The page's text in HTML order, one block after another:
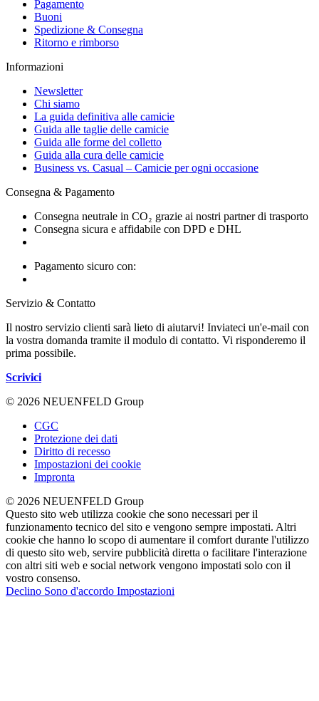
Pagamento
Buoni
Spedizione & Consegna
Ritorno e rimborso
Informazioni
Newsletter
Chi siamo
La guida definitiva alle camicie
Guida alle taglie delle camicie
Guida alle forme del colletto
Guida alla cura delle camicie
Business vs. Casual – Camicie per ogni occasione
Consegna & Pagamento
Consegna neutrale in CO₂ grazie ai nostri partner di trasporto
Consegna sicura e affidabile con DPD e DHL
Pagamento sicuro con:
Servizio & Contatto
Il nostro servizio clienti sarà lieto di aiutarvi! Inviateci un'e-mail con
la vostra domanda tramite il modulo di contatto. Vi risponderemo il
prima possibile.
Scrivici
© 2026 NEUENFELD Group
CGC
Protezione dei dati
Diritto di recesso
Impostazioni dei cookie
Impronta
© 2026 NEUENFELD Group
Questo sito web utilizza cookie che sono necessari per il
funzionamento tecnico del sito e vengono sempre impostati. Altri
cookie che hanno lo scopo di aumentare il comfort durante l'utilizzo
di questo sito web, servire pubblicità diretta o facilitare l'interazione
con altri siti web e social network vengono impostati solo con il
vostro consenso.
Declino Sono d'accordo Impostazioni